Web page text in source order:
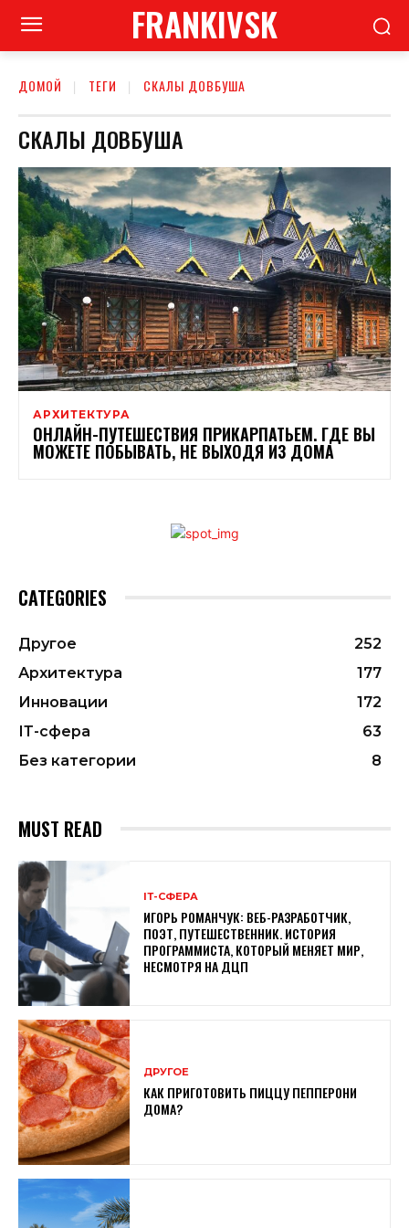
FRANKIVSK
ДОМОЙ ТЕГИ СКАЛЫ ДОВБУША
СКАЛЫ ДОВБУША
АРХИТЕКТУРА
ОНЛАЙН-ПУТЕШЕСТВИЯ ПРИКАРПАТЬЕМ. ГДЕ ВЫ
МОЖЕТЕ ПОБЫВАТЬ, НЕ ВЫХОДЯ ИЗ ДОМА
CATEGORIES
Другое
252
Архитектура
177
Инновации
172
ІТ-сфера
63
Без категории
8
MUST READ
ІТ-СФЕРА
ИГОРЬ РОМАНЧУК: ВЕБ-РАЗРАБОТЧИК,
ПОЭТ, ПУТЕШЕСТВЕННИК. ИСТОРИЯ
ПРОГРАММИСТА, КОТОРЫЙ МЕНЯЕТ МИР,
НЕСМОТРЯ НА ДЦП
ДРУГОЕ
КАК ПРИГОТОВИТЬ ПИЦЦУ ПЕППЕРОНИ
ДОМА?